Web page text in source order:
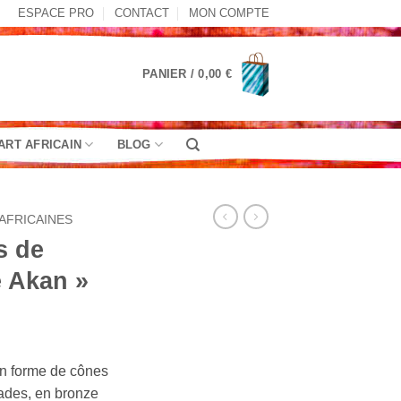
ESPACE PRO CONTACT MON COMPTE
PANIER /0,00 €
AFRICAIN BLOG
de
Akan »
:
forme de cônes
en bronze